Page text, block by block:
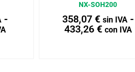
-
NX-SOH200
358,07 € sin IVA-
433,26 € con IVA